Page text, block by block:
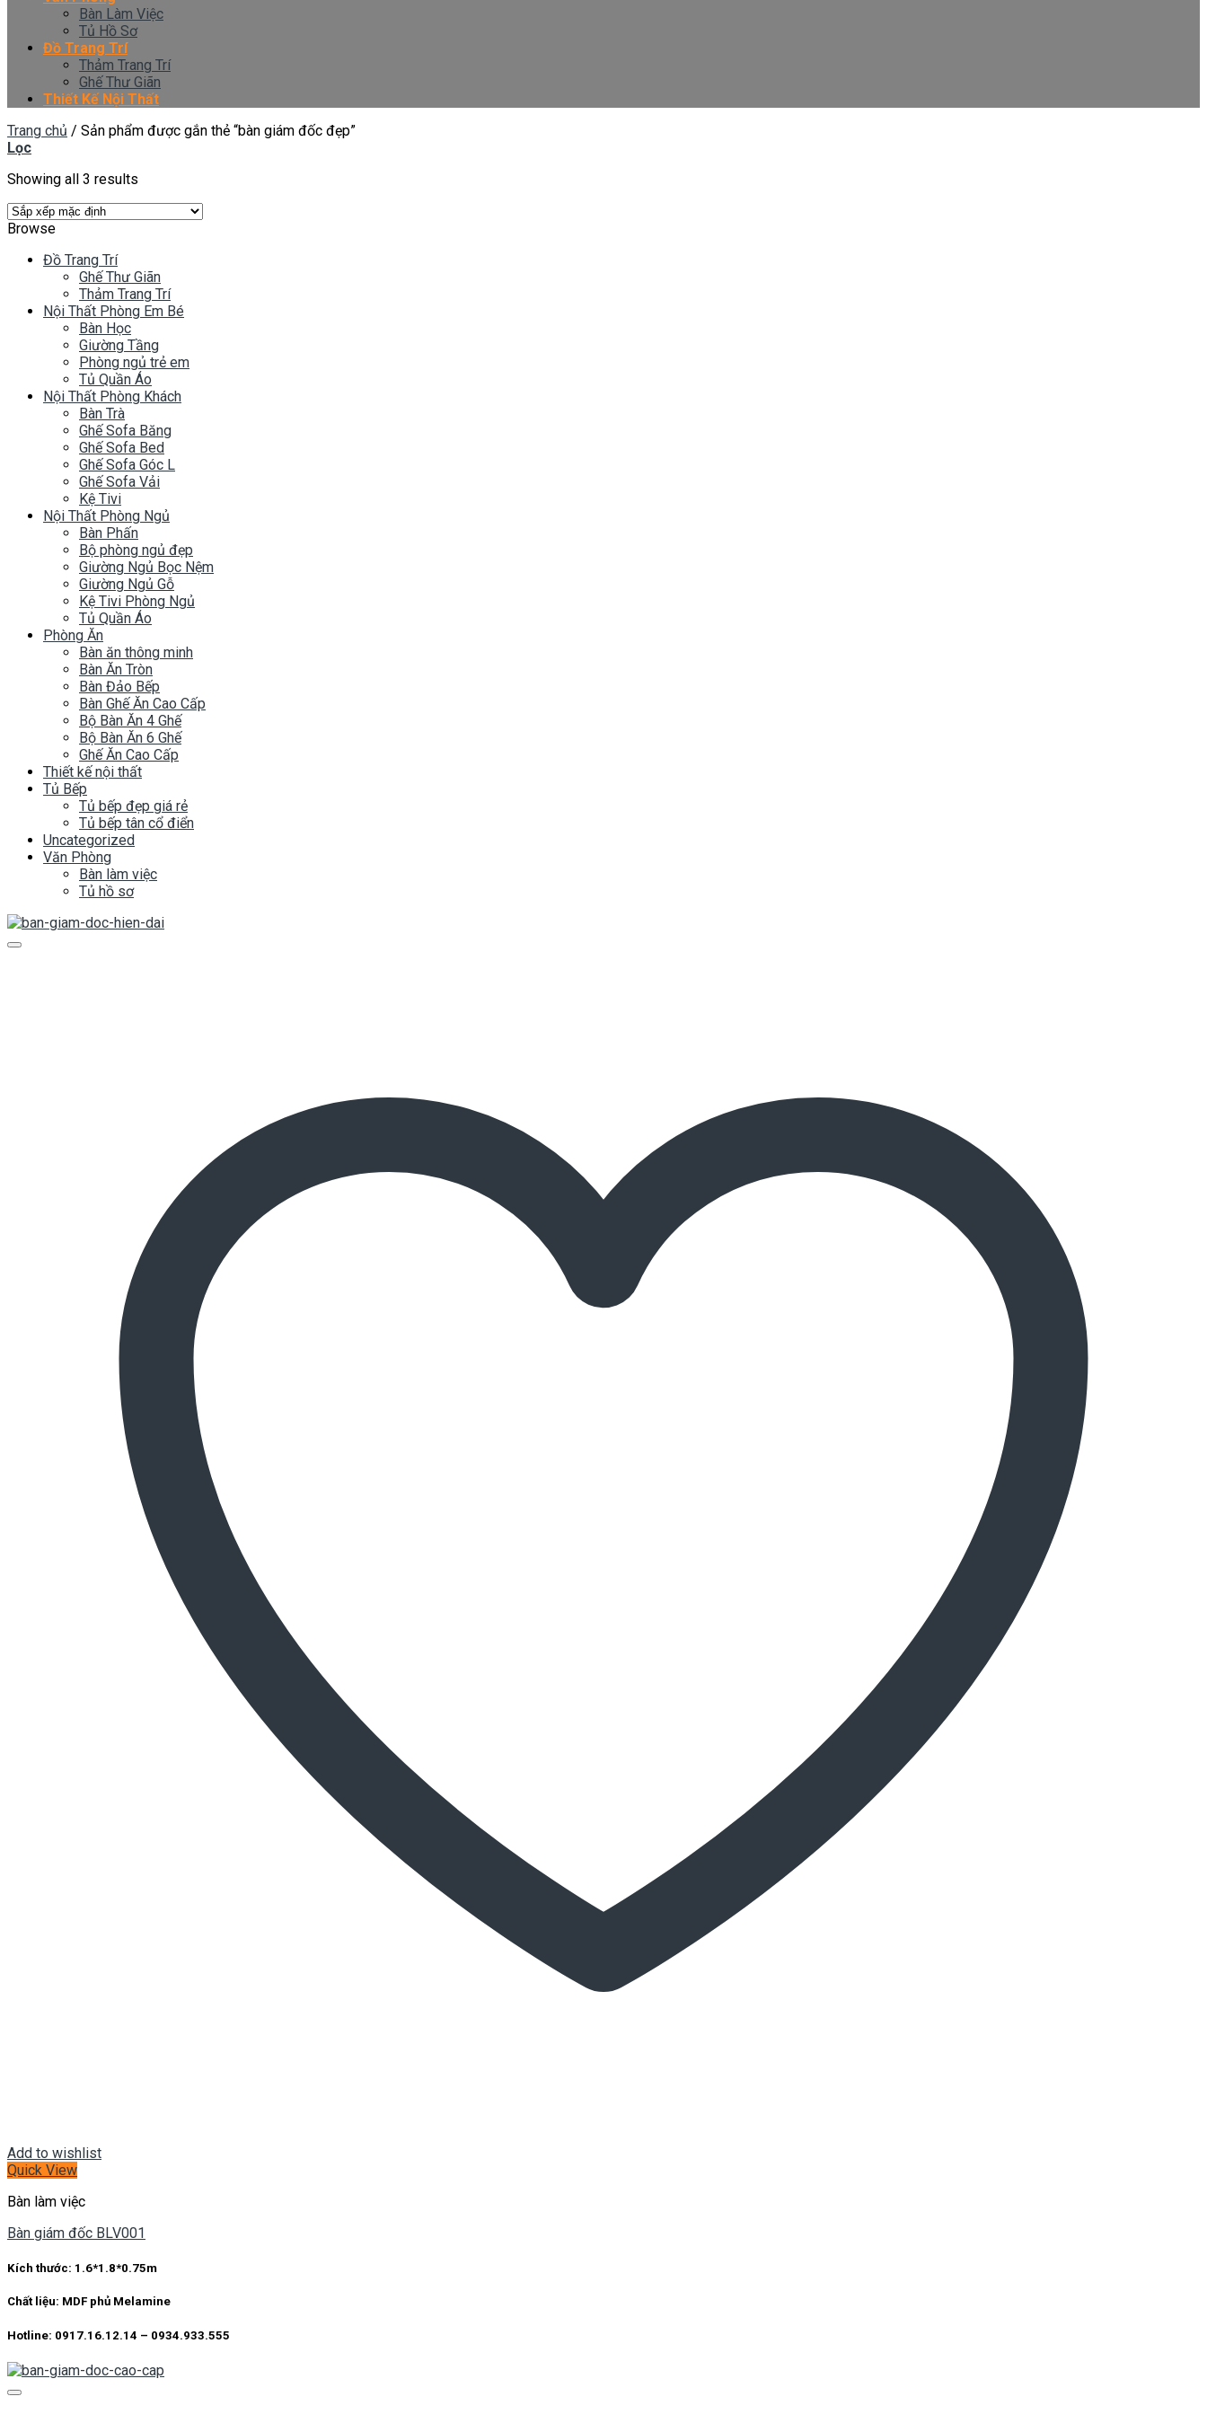
Bàn Làm Việc
Tủ Hồ Sơ
Đồ Trang Trí
Thảm Trang Trí
Ghế Thư Giãn
Thiết Kế Nội Thất
Trang chủ / Sản phẩm được gắn thẻ “bàn giám đốc đẹp”
Lọc
Showing all 3 results
Browse
Đồ Trang Trí
Ghế Thư Giãn
Thảm Trang Trí
Nội Thất Phòng Em Bé
Bàn Học
Giường Tầng
Phòng ngủ trẻ em
Tủ Quần Áo
Nội Thất Phòng Khách
Bàn Trà
Ghế Sofa Băng
Ghế Sofa Bed
Ghế Sofa Góc L
Ghế Sofa Vải
Kệ Tivi
Nội Thất Phòng Ngủ
Bàn Phấn
Bộ phòng ngủ đẹp
Giường Ngủ Bọc Nệm
Giường Ngủ Gỗ
Kệ Tivi Phòng Ngủ
Tủ Quần Áo
Phòng Ăn
Bàn ăn thông minh
Bàn Ăn Tròn
Bàn Đảo Bếp
Bàn Ghế Ăn Cao Cấp
Bộ Bàn Ăn 4 Ghế
Bộ Bàn Ăn 6 Ghế
Ghế Ăn Cao Cấp
Thiết kế nội thất
Tủ Bếp
Tủ bếp đẹp giá rẻ
Tủ bếp tân cổ điển
Uncategorized
Văn Phòng
Bàn làm việc
Tủ hồ sơ
Add to wishlist
Quick View
Bàn làm việc
Bàn giám đốc BLV001
Kích thước: 1.6*1.8*0.75m
Chất liệu: MDF phủ Melamine
Hotline: 0917.16.12.14 – 0934.933.555